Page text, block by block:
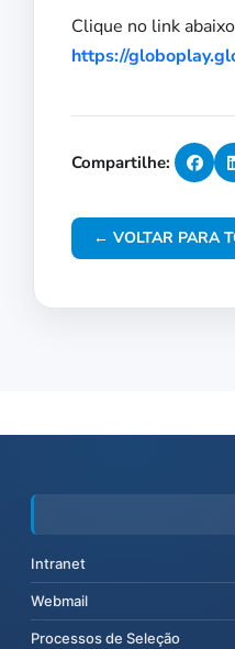
Clique no link
https://
Compartilhe:
← VOLTAR PARA
Intranet
Webmail
Processos de Seleção